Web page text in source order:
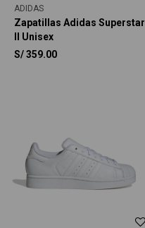
ADIDAS
Zapatillas Adidas Superstar
II Unisex
S/359.00